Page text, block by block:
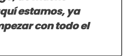
estamos, ya
con todo el